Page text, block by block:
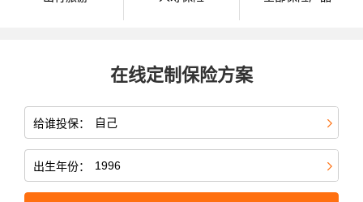
在线定制保险方案
给谁投保：
出生年份：